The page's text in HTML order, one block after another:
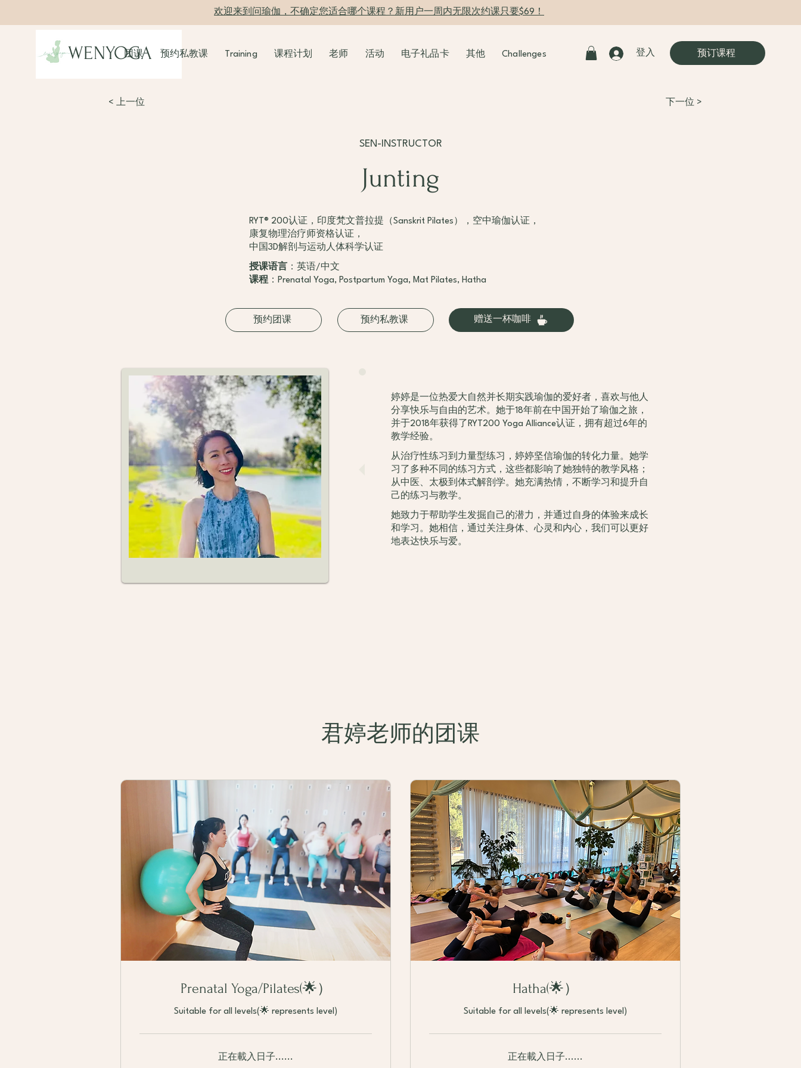
欢迎来到问瑜伽，不确定您适合哪个课程？新用户一周内无限次约课只要$69！
WENYOGA
团课 预约私教课 Training 课程计划 老师 活动 电子礼品卡 其他 Challenges 登入 预订课程
< 上一位 下一位 >
SEN-INSTRUCTOR
Junting
RYT® 200认证，印度梵文普拉提（Sanskrit Pilates），空中瑜伽认证，
康复物理治疗师资格认证，
中国3D解剖与运动人体科学认证
授课语言 ：英语/中文
课程 ：Prenatal Yoga, Postpartum Yoga, Mat Pilates, Hatha
预约团课 预约私教课 赠送一杯咖啡
婷婷是一位热爱大自然并长期实践瑜伽的爱好者，喜欢与他人
分享快乐与自由的艺术。她于18年前在中国开始了瑜伽之旅，
并于2018年获得了RYT200 Yoga Alliance认证，拥有超过6年的
教学经验。
从治疗性练习到力量型练习，婷婷坚信瑜伽的转化力量。她学
习了多种不同的练习方式，这些都影响了她独特的教学风格；
从中医、太极到体式解剖学。她充满热情，不断学习和提升自
己的练习与教学。
她致力于帮助学生发掘自己的潜力，并通过自身的体验来成长
和学习。她相信，通过关注身体、心灵和内心，我们可以更好
地表达快乐与爱。
君婷老师的团课
Prenatal Yoga/Pilates(🌟）
Suitable for all levels(🌟 represents level)
正在載入日子......
Hatha(🌟）
Suitable for all levels(🌟 represents level)
正在載入日子......